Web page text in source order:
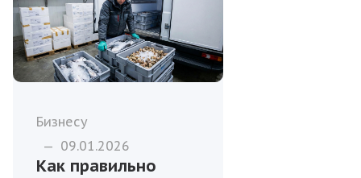
Бизнесу
— 09.01.2026
Как правильно